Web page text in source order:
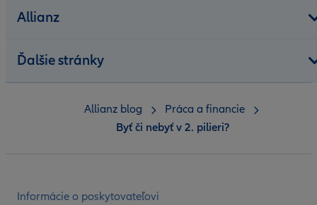
Allianz
Ďalšie stránky
Informácie o poskytovateľovi
Allianz blog
Práca a financie
Byť či nebyť v 2. pilieri?